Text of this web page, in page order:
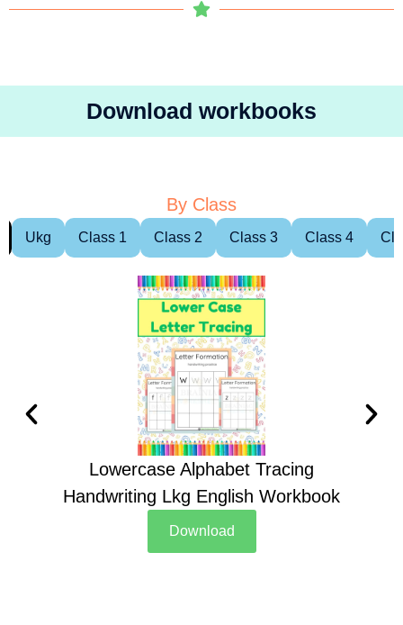
Download workbooks
By Class
Ukg Class 1 Class 2 Class 3 Class 4
Lowercase Alphabet Tracing
Handwriting Lkg English Workbook
Download